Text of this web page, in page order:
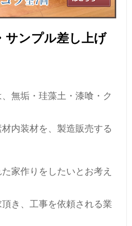
サンプル差し上げ
無垢・珪藻土・漆喰・ク
内装材を、製造販売する
家作りをしたいとお考え
き、工事を依頼される業